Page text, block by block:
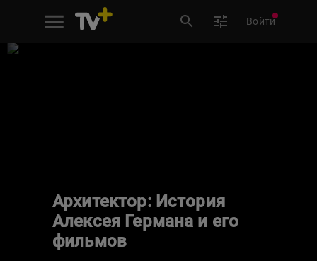
Войти
Архитектор: История
Алексея Германа и его
фильмов